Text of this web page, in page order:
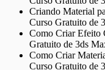
Criando Material
Curso Gratuito de
Como Criar Efeito
Gratuito de 3ds
Como Criar
Curso Gratuito de